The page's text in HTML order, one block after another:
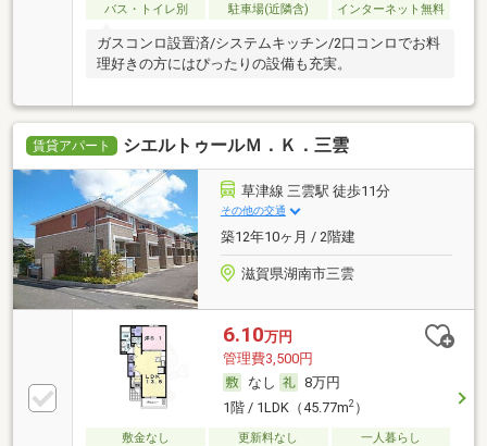
バス・トイレ別
駐車場(近隣含) インターネット無料
ガスコンロ設置済/システムキッチン/2口コンロでお料
理好きの方にはぴったりの設備も充実。
賃貸アパート シエルトゥールＭ．Ｋ．三雲
草津線 三雲駅 徒歩11分
その他の交通
築12年10ヶ月 / 2階建
滋賀県湖南市三雲
6.10万円
管理費3,500円
なし
8万円
1階 / 1LDK（45.77m2）
敷金なし 更新料なし
一人暮らし